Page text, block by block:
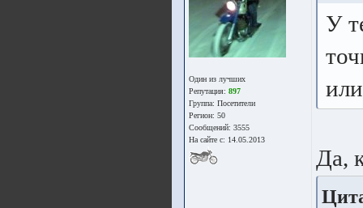
Один из лучших
Репутация: 897
Группа: Посетители
Регион: 50
Сообщений: 3555
На сайте с: 14.05.2013
У
Да,